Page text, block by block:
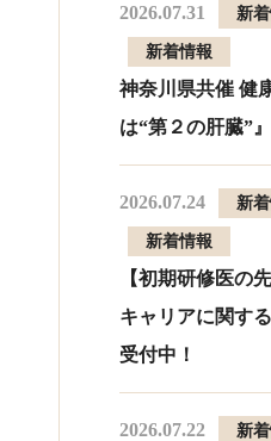
2026.07.31 新
新着情報
神奈川県共催 健
は“第２の肝臓”
2026.07.24 新
新着情報
【初期研修医の
キャリアに関す
受付中！
2026.07.22 新